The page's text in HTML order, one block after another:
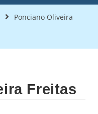
Ponciano Oliveira
Freitas